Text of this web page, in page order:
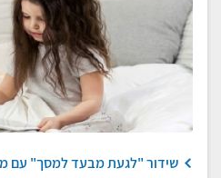
שידור "לגעת מבעד למסך" עם